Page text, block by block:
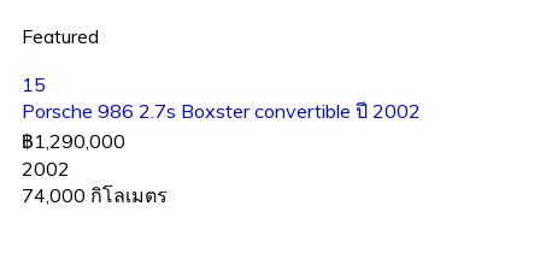
Featured
15
Porsche 986 2.7s Boxster convertible ปี 2002
฿1,290,000
2002
74,000 กิโลเมตร